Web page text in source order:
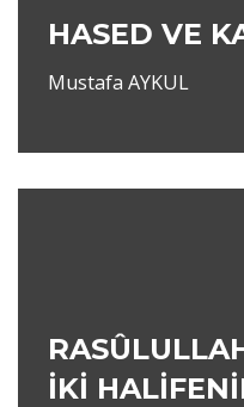
HASED VE
Mustafa AYKUL
İKİ